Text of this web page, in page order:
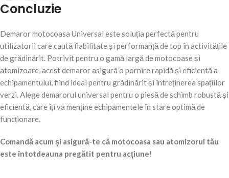
Concluzie
Demaror motocoasa Universal este soluția perfectă pentru
utilizatorii care caută fiabilitate și performanță de top în activitățile
de grădinărit. Potrivit pentru o gamă largă de motocoase și
atomizoare, acest demaror asigură o pornire rapidă și eficientă a
echipamentului, fiind ideal pentru grădinărit și întreținerea spațiilor
verzi. Alege demarorul universal pentru o piesă de schimb robustă și
eficientă, care îți va menține echipamentele în stare optimă de
funcționare.
Comandă acum și asigură-te că motocoasa sau atomizorul tău
este întotdeauna pregătit pentru acțiune!